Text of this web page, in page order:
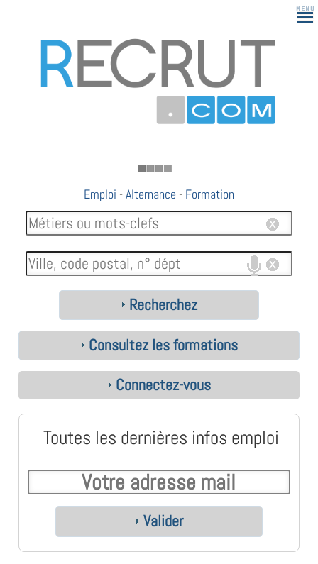
183
Emploi -Alternance - Formation
Recherchez
Consultez les formations
Connectez-vous
Toutes les dernières infos emploi
Valider